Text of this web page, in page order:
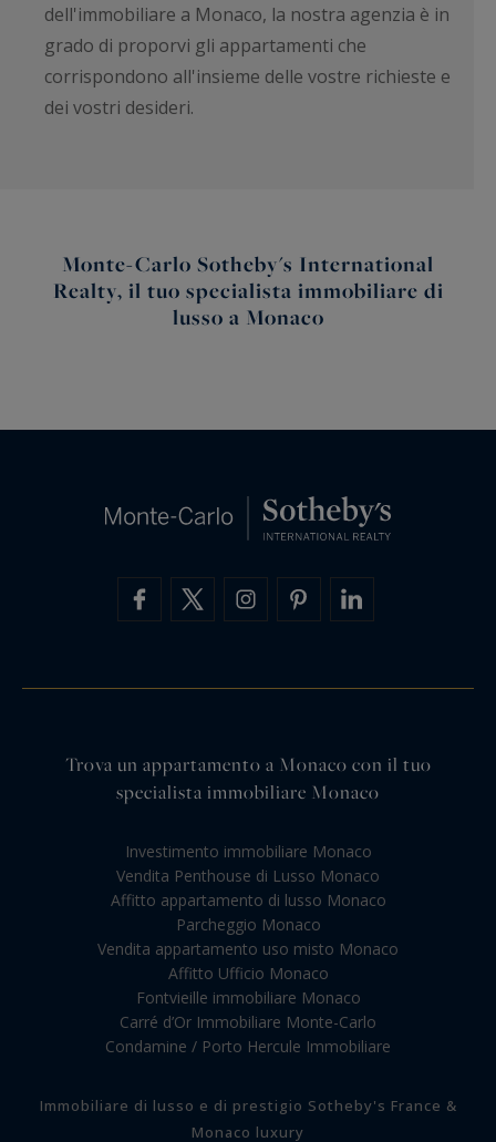
dell'immobiliare a Monaco, la nostra agenzia è in
grado di proporvi gli appartamenti che
corrispondono all'insieme delle vostre richieste e
dei vostri desideri.
Monte-Carlo Sotheby's International
Realty, il tuo specialista immobiliare di
lusso a Monaco
Trova un appartamento a Monaco con il tuo
specialista immobiliare Monaco
Investimento immobiliare Monaco
Vendita Penthouse di Lusso Monaco
Affitto appartamento di lusso Monaco
Parcheggio Monaco
Vendita appartamento uso misto Monaco
Affitto Ufficio Monaco
Fontvieille immobiliare Monaco
Carré d’Or Immobiliare Monte-Carlo
Condamine / Porto Hercule Immobiliare
Immobiliare di lusso e di prestigio Sotheby's France &
Monaco luxury